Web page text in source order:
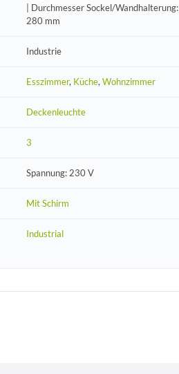
| Durchmesser Sockel/Wandhalterung:
280 mm
Industrie
Esszimmer, Küche, Wohnzimmer
Deckenleuchte
3
Spannung: 230 V
Mit Schirm
Industrial